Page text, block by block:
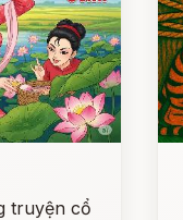
truyện cổ